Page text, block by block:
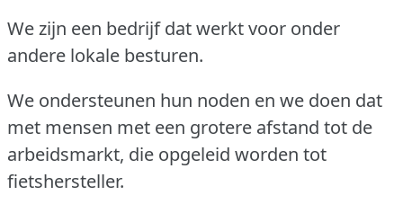
We zijn een bedrijf dat werkt voor onder
andere lokale besturen.
We ondersteunen hun noden en we doen dat
met mensen met een grotere afstand tot de
arbeidsmarkt, die opgeleid worden tot
fietshersteller.